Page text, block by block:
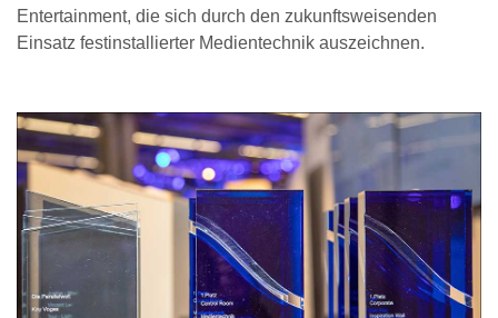
Entertainment, die sich durch den zukunftsweisenden
Einsatz festinstallierter Medientechnik auszeichnen.